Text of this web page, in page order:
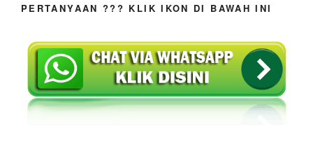
PERTANYAAN ??? KLIK IKON DI BAWAH INI